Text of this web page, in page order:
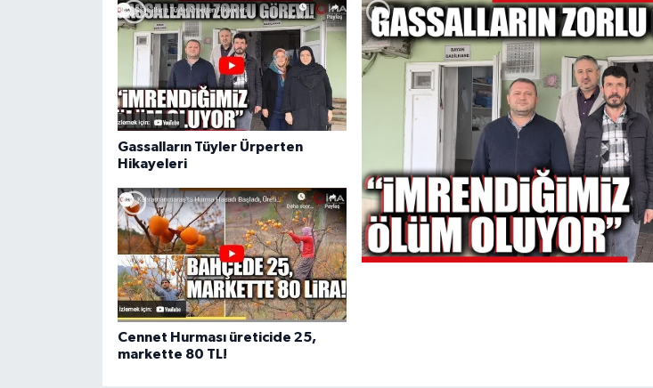
Gassalların Tüyler Ürperten
Hikayeleri
Cennet Hurması üreticide 25,
markette 80 TL!